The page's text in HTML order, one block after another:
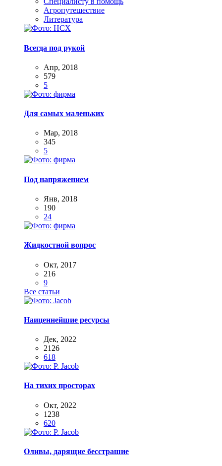
Агропутешествие
Литература
Всегда под рукой
Апр, 2018
579
5
Для самых маленьких
Мар, 2018
345
5
Под напряжением
Янв, 2018
190
24
Жидкостной вопрос
Окт, 2017
216
9
Все статьи
Наиценнейшие ресурсы
Дек, 2022
2126
618
На тихих просторах
Окт, 2022
1238
620
Оливы, дарящие бесстрашие